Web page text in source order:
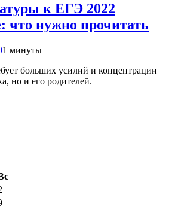
к ЕГЭ 2022
что нужно прочитать
1 минуты
больших усилий и концентрации
но и его родителей.